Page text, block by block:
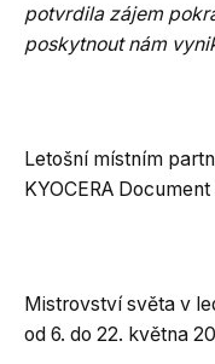
potvrdila zájem
poskytnout nám
Letošní místním
KYOCERA
Mistrovství světa v
od 6. do 22. května